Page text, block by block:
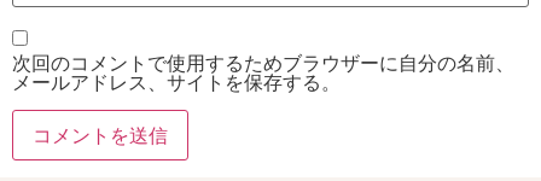
次回のコメントで使用するためブラウザーに自分の名前、
メールアドレス、サイトを保存する。